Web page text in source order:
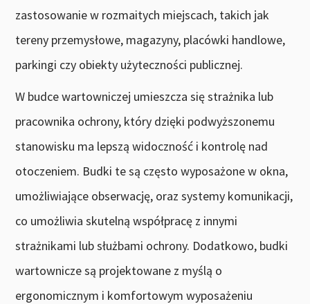
zastosowanie w rozmaitych miejscach, takich jak
tereny przemysłowe, magazyny, placówki handlowe,
parkingi czy obiekty użyteczności publicznej.
W budce wartowniczej umieszcza się strażnika lub
pracownika ochrony, który dzięki podwyższonemu
stanowisku ma lepszą widoczność i kontrolę nad
otoczeniem. Budki te są często wyposażone w okna,
umożliwiające obserwację, oraz systemy komunikacji,
co umożliwia skutelną współpracę z innymi
strażnikami lub służbami ochrony. Dodatkowo, budki
wartownicze są projektowane z myślą o
ergonomicznym i komfortowym wyposażeniu